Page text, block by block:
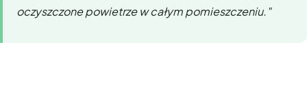
oczyszczone powietrze w całym pomieszczeniu."